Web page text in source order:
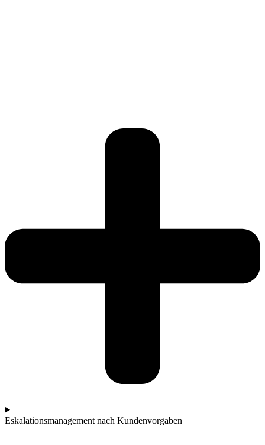
Eskalationsmanagement nach Kundenvorgaben